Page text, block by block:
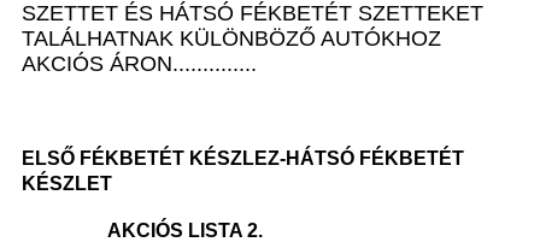
SZETTET ÉS HÁTSÓ FÉKBETÉT SZETTEKET
TALÁLHATNAK KÜLÖNBÖZŐ AUTÓKHOZ
AKCIÓS ÁRON..............
ELSŐ FÉKBETÉT KÉSZLEZ-HÁTSÓ FÉKBETÉT
KÉSZLET
AKCIÓS LISTA 2.